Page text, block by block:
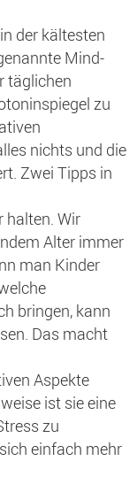
der kältesten
Mind-
täglichen
zu
nichts und die
Zwei Tipps in
halten. Wir
Alter immer
man Kinder
bringen, kann
Das macht
Aspekte
ist sie eine
zu
einfach mehr